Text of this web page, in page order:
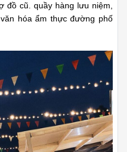
đồ cũ. quầy hàng lưu niệm,
hóa ẩm thực đường phố